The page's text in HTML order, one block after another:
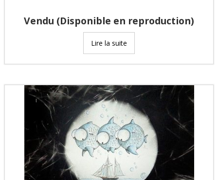
Vendu (Disponible en reproduction)
Lire la suite